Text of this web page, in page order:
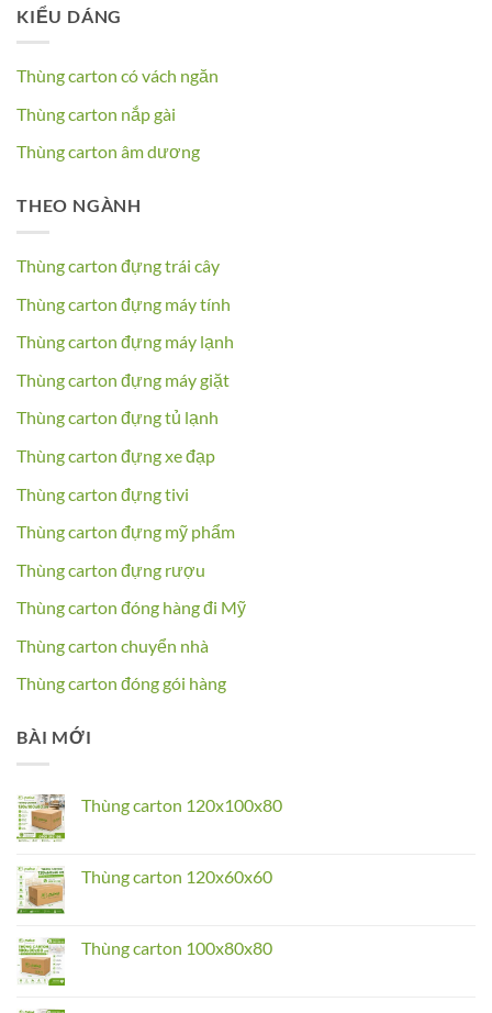
KIỂU DÁNG
Thùng carton có vách ngăn
Thùng carton nắp gài
Thùng carton âm dương
THEO NGÀNH
Thùng carton đựng trái cây
Thùng carton đựng máy tính
Thùng carton đựng máy lạnh
Thùng carton đựng máy giặt
Thùng carton đựng tủ lạnh
Thùng carton đựng xe đạp
Thùng carton đựng tivi
Thùng carton đựng mỹ phẩm
Thùng carton đựng rượu
Thùng carton đóng hàng đi Mỹ
Thùng carton chuyển nhà
Thùng carton đóng gói hàng
BÀI MỚI
Thùng carton 120x100x80
Thùng
carton
Thùng carton 120x60x60
Thùng
carton
Thùng carton 100x80x80